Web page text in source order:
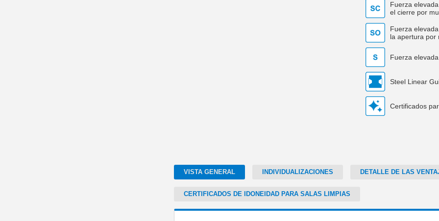
Fuerza
el cierre por
Fuerza
la apertura por
Fuerza elevada
Steel Linear
Certificados
VISTA GENERAL INDIVIDUALIZACIONES DETALLE DE LAS
CERTIFICADOS DE IDONEIDAD PARA SALAS LIMPIAS